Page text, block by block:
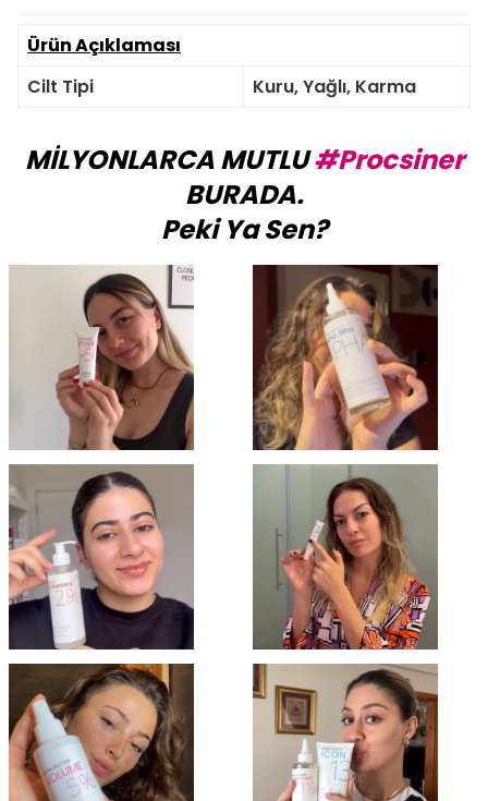
Ürün Açıklaması
Cilt Tipi
Kuru, Yağlı, Karma
MİLYONLARCA MUTLU#Procsiner
BURADA.
Peki Ya Sen?